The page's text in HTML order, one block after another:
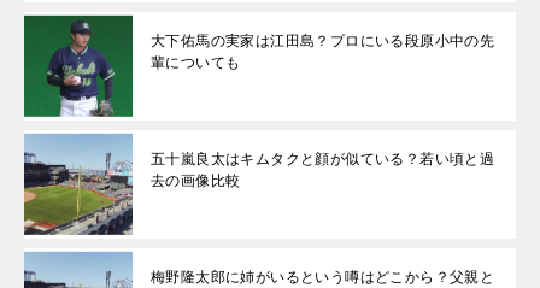
大下佑馬の実家は江田島？プロにいる段原小中の先
輩についても
五十嵐良太はキムタクと顔が似ている？若い頃と過
去の画像比較
梅野隆太郎に姉がいるという噂はどこから？父親と